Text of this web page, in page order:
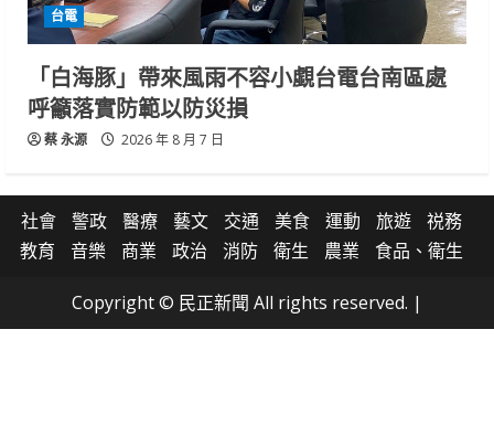
台電
「白海豚」帶來風雨不容小覷台電台南區處
呼籲落實防範以防災損
蔡 永源 2026 年 8 月 7 日
社會 警政 醫療 藝文 交通 美食 運動 旅遊
祱務
教育
音樂 商業 政治 消防 衛生 農業 食品、衛生
Copyright © 民正新聞 All rights reserved. |